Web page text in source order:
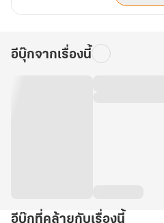
อีบุ๊กจากเรื่องนี้
อีบุ๊กที่คล้ายกับเรื่องนี้